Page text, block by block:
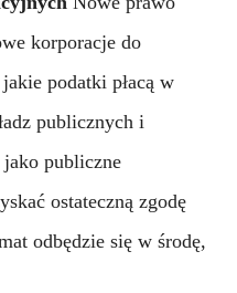
korporacje do
podatki płacą w
publicznych i
publiczne
ostateczną zgodę
odbędzie się w środę,